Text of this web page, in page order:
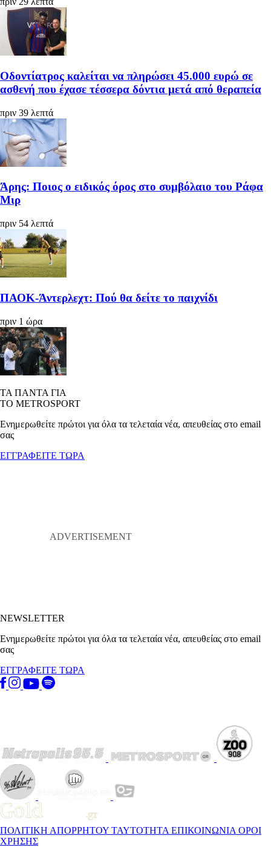
Οδοντίατρος καλείται να πληρώσει 45.000 ευρώ σε
ασθενή που έχασε τέσσερα δόντια μετά από θεραπεία
πριν 39 λεπτά
Άρης: Ποιος ο ειδικός όρος στο συμβόλαιο του Ράφα
Μιρ
πριν 54 λεπτά
ΠΑΟΚ-Άντερλεχτ: Πού θα δείτε το παιχνίδι
πριν 1 ώρα
ΤΑ ΠΑΝΤΑ ΓΙΑ
ΤΟ METROSPORT
Ενημερωθείτε πρώτοι για όλα τα τελεταία νέα, απευθείας στο email
σας
ΕΓΓΡΑΦΕΙΤΕ ΤΩΡΑ
NEWSLETTER
Ενημερωθείτε πρώτοι για όλα τα τελεταία νέα, απευθείας στο email
σας
ΕΓΓΡΑΦΕΙΤΕ ΤΩΡΑ
ΠΟΛΙΤΙΚΗ ΑΠΟΡΡΗΤΟΥ ΤΑΥΤΟΤΗΤΑ ΕΠΙΚΟΙΝΩΝΙΑ ΟΡΟΙ
ΧΡΗΣΗΣ